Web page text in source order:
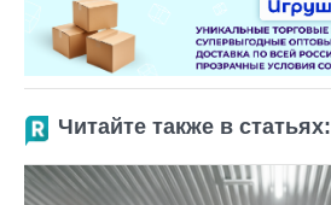
Читайте также в статьях: